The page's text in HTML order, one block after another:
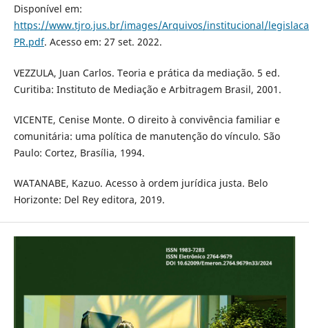
Disponível em:
https://www.tjro.jus.br/images/Arquivos/institucional/
PR.pdf. Acesso em: 27 set. 2022.
VEZZULA, Juan Carlos. Teoria e prática da mediação. 5 ed.
Curitiba: Instituto de Mediação e Arbitragem Brasil, 2001.
VICENTE, Cenise Monte. O direito à convivência familiar e
comunitária: uma política de manutenção do vínculo. São
Paulo: Cortez, Brasília, 1994.
WATANABE, Kazuo. Acesso à ordem jurídica justa. Belo
Horizonte: Del Rey editora, 2019.